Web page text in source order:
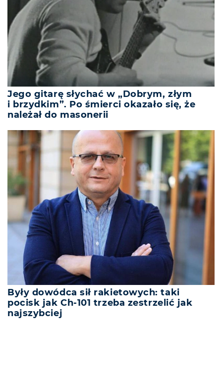
Jego gitarę słychać w „Dobrym, złym
i brzydkim”. Po śmierci okazało się, że
należał do masonerii
Były dowódca sił rakietowych: taki
pocisk jak Ch-101 trzeba zestrzelić jak
najszybciej